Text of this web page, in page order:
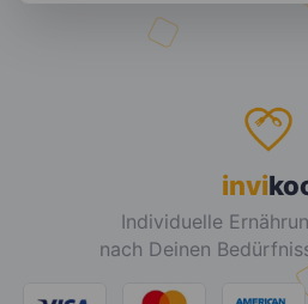
invi
Individuelle
nach Deinen